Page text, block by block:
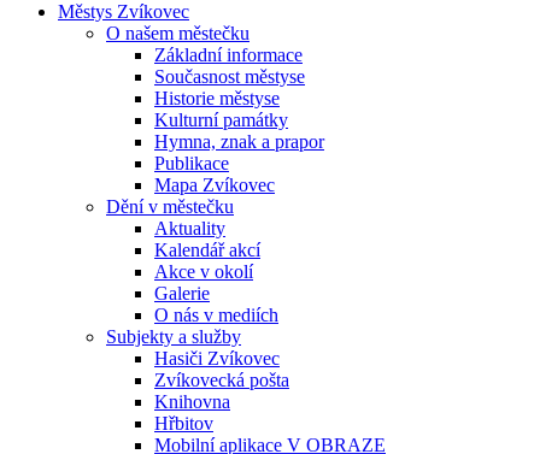
Městys Zvíkovec
O našem městečku
Základní informace
Současnost městyse
Historie městyse
Kulturní památky
Hymna, znak a prapor
Publikace
Mapa Zvíkovec
Dění v městečku
Aktuality
Kalendář akcí
Akce v okolí
Galerie
O nás v mediích
Subjekty a služby
Hasiči Zvíkovec
Zvíkovecká pošta
Knihovna
Hřbitov
Mobilní aplikace V OBRAZE